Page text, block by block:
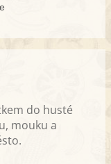
do husté
mouku a